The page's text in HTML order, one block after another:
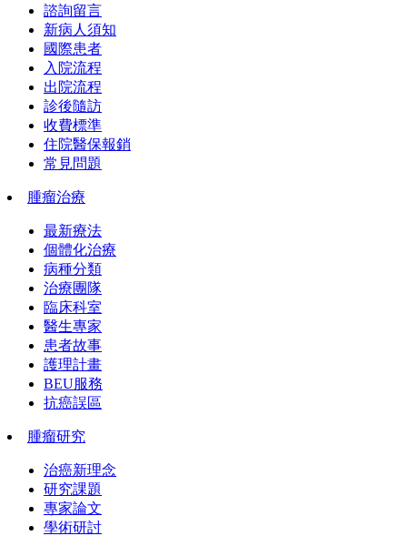
諮詢留言
新病人須知
國際患者
入院流程
出院流程
診後隨訪
收費標準
住院醫保報銷
常見問題
腫瘤治療
最新療法
個體化治療
病種分類
治療團隊
臨床科室
醫生專家
患者故事
護理計畫
BEU服務
抗癌誤區
腫瘤研究
治癌新理念
研究課題
專家論文
學術研討